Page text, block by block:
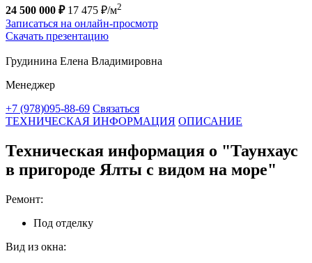
24 500 000 ₽ 17 475 ₽/м2
Записаться на онлайн-просмотр
Скачать презентацию
Грудинина Елена Владимировна
Менеджер
+7 (978)095-88-69 Связаться
ТЕХНИЧЕСКАЯ ИНФОРМАЦИЯ ОПИСАНИЕ
Техническая информация о "Таунхаус
в пригороде Ялты с видом на море"
Ремонт:
Под отделку
Вид из окна: